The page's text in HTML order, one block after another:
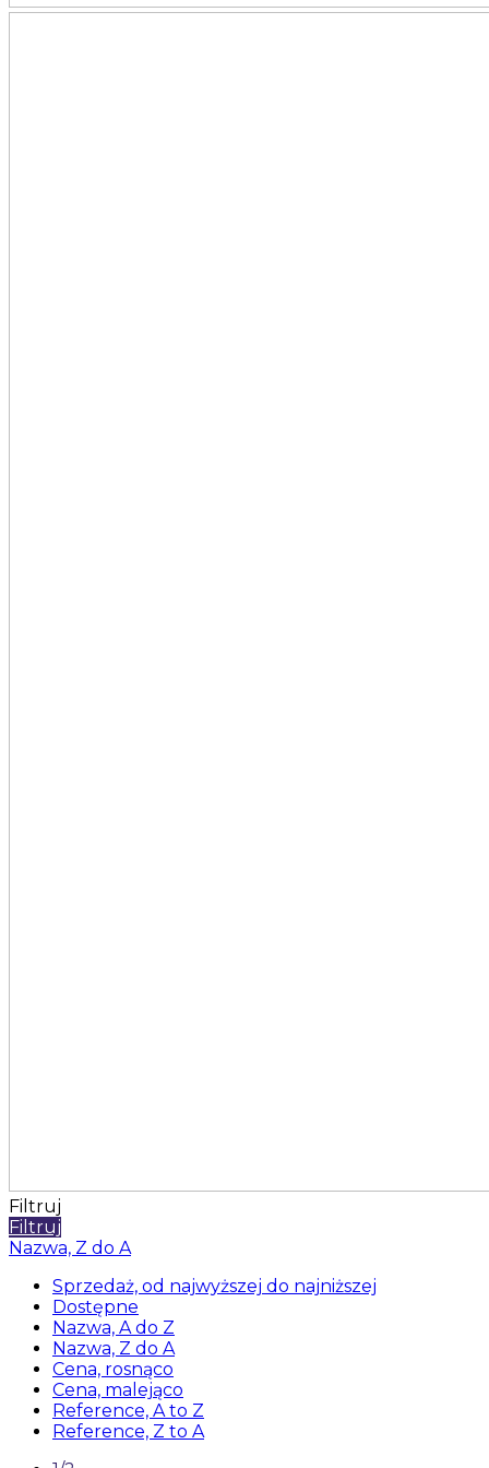
Filtruj
Filtruj
Nazwa, Z do A
Sprzedaż, od najwyższej do najniższej
Dostępne
Nazwa, A do Z
Nazwa, Z do A
Cena, rosnąco
Cena, malejąco
Reference, A to Z
Reference, Z to A